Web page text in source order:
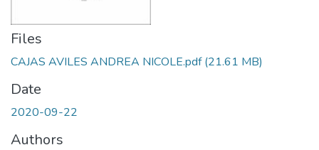
Files
CAJAS AVILES ANDREA NICOLE.pdf(21.61 MB)
Date
2020-09-22
Authors